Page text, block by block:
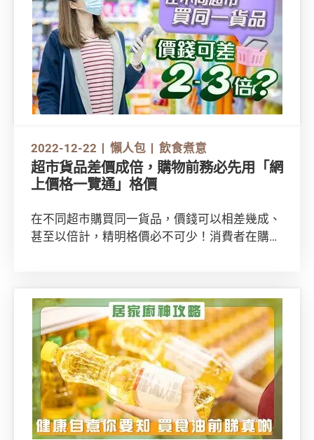
2022-12-22 懶人包 飲食煮意
超市貨品差價成倍，購物前務必先用「網
上價格一覽通」格價
在不同超市購買同一貨品，價錢可以相差幾成、
甚至以倍計，精明格價必不可少！消費者在購物